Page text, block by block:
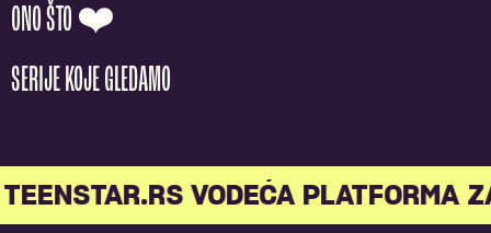
ONO ŠTO ❤️
SERIJE KOJE GLEDAMO
TEENSTAR.RS VODEĆA PLATFORMA